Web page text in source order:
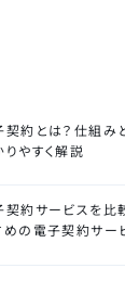
契約とは？仕組み
りやすく解説
契約サービスを比
めの電子契約サー